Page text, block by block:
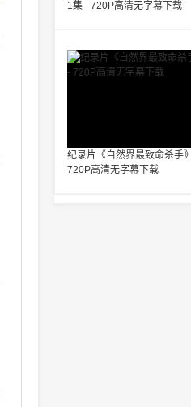
1集 - 720P高清无字幕下载
纪录片《自然界最致命杀手
720P高清无字幕下载